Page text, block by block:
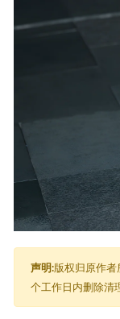
声明:版权归原作
个工作日内删除清